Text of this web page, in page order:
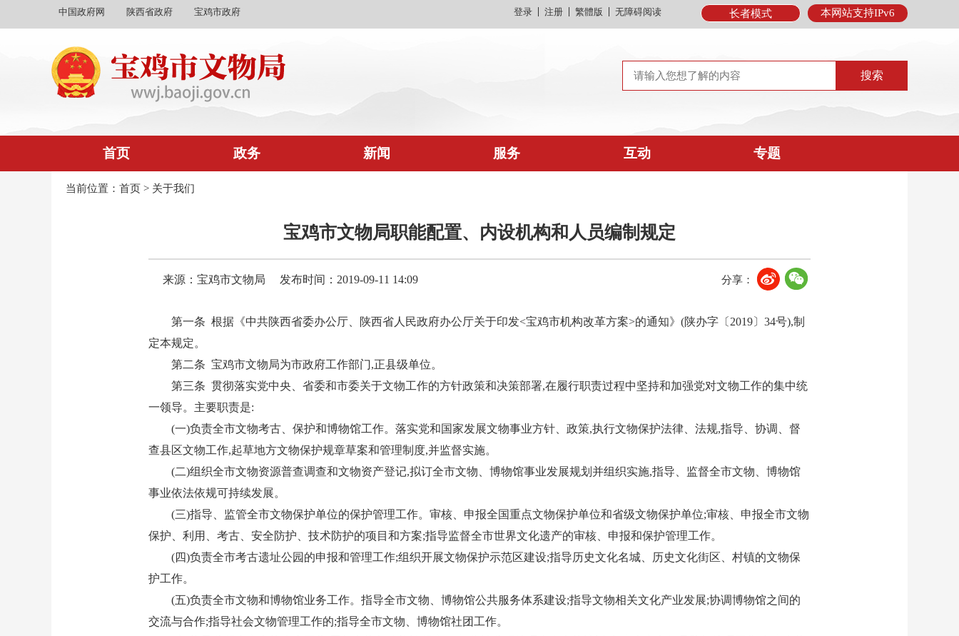
中国政府网 陕西省政府 宝鸡市政府 本网站支持IPv6
长者模式
登录 注册 繁體版 无障碍阅读
首页 政务 新闻 服务 互动 专题
当前位置： 首页 > 关于我们
宝鸡市文物局职能配置、内设机构和人员编制规定
来源：宝鸡市文物局 发布时间：2019-09-11 14:09 分享：
第一条 根据《中共陕西省委办公厅、陕西省人民政府办公厅关于印发<宝鸡市机构改革方案>的通知》(陕办字〔2019〕34号),制
定本规定。
第二条 宝鸡市文物局为市政府工作部门,正县级单位。
第三条 贯彻落实党中央、省委和市委关于文物工作的方针政策和决策部署,在履行职责过程中坚持和加强党对文物工作的集中统
一领导。主要职责是:
(一)负责全市文物考古、保护和博物馆工作。落实党和国家发展文物事业方针、政策,执行文物保护法律、法规,指导、协调、督
查县区文物工作,起草地方文物保护规章草案和管理制度,并监督实施。
(二)组织全市文物资源普查调查和文物资产登记,拟订全市文物、博物馆事业发展规划并组织实施,指导、监督全市文物、博物馆
事业依法依规可持续发展。
(三)指导、监管全市文物保护单位的保护管理工作。审核、申报全国重点文物保护单位和省级文物保护单位;审核、申报全市文物
保护、利用、考古、安全防护、技术防护的项目和方案;指导监督全市世界文化遗产的审核、申报和保护管理工作。
(四)负责全市考古遗址公园的申报和管理工作;组织开展文物保护示范区建设;指导历史文化名城、历史文化街区、村镇的文物保
护工作。
(五)负责全市文物和博物馆业务工作。指导全市文物、博物馆公共服务体系建设;指导文物相关文化产业发展;协调博物馆之间的
交流与合作;指导社会文物管理工作的;指导全市文物、博物馆社团工作。